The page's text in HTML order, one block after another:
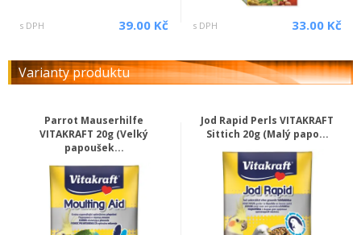
s DPH 39.00 Kč s DPH 33.00 Kč
Varianty produktu
Parrot Mauserhilfe
VITAKRAFT 20g (Velký
papoušek...
Jod Rapid Perls VITAKRAFT
Sittich 20g (Malý papo...